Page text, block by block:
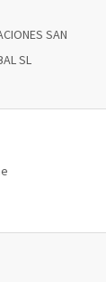
SAN
SL